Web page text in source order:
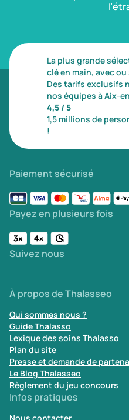
Distance de chez vous
Établissements
Transports &
Soins sans
Offre séjour + vol inclus
La plus grande
clé en main, avec
Des tarifs exclusifs
nos équipes à Aix-
4,5 / 5
1,5 millions de
!
Paiement sécurisé
Payez en plusieurs fois
Suivez nous
À propos de Thalasseo
Qui sommes nous ?
Guide Thalasso
Lexique des soins Thalasso
Plan du site
Presse et demande de
Le Blog Thalasseo
Règlement du jeu concours
Infos pratiques